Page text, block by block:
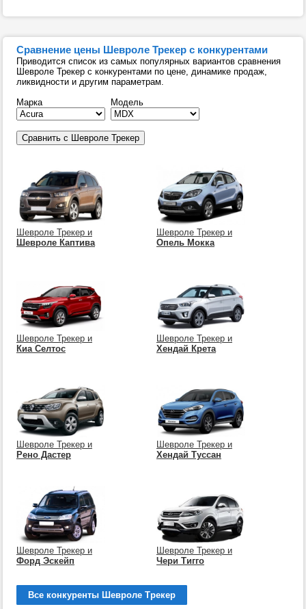
Сравнение цены Шевроле Трекер с конкурентами
Приводится список из самых популярных вариантов сравнения
Шевроле Трекер с конкурентами по цене, динамике продаж,
ликвидности и другим параметрам.
Марка
Модель
Шевроле Трекер и
Шевроле Каптива
Шевроле Трекер и
Опель Мокка
Шевроле Трекер и
Киа Селтос
Шевроле Трекер и
Хендай Крета
Шевроле Трекер и
Рено Дастер
Шевроле Трекер и
Хендай Туссан
Шевроле Трекер и
Форд Эскейп
Шевроле Трекер и
Чери Тигго
Все конкуренты Шевроле Трекер